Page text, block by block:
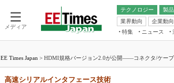
メディア
テクノロジー 製
電池／エネルギー
アナログ
マイコン
業界動向
企業動向
特集 ニュース
福田昭のデバイス通信
電子ブックレット
EE Times Japan > HDMI規格バージョン2.0が公開――コネクタ/ケーブ
高速シリアルインタフェース技術